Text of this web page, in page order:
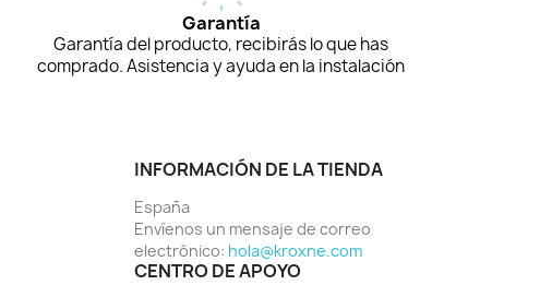
Garantía
Garantía del producto, recibirás lo que has
comprado. Asistencia y ayuda en la instalación
INFORMACIÓN DE LA TIENDA
España
Envíenos un mensaje de correo
electrónico: hola@kroxne.com
CENTRO DE APOYO